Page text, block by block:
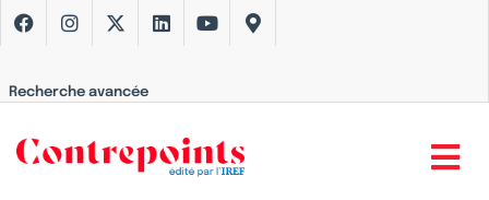
Recherche avancée